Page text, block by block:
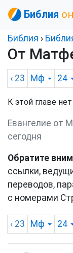
Библия
Библия ›
От
‹ 23 Мф 24
К этой главе
Евангелие от
сегодня
Обратите
ссылки,
переводов,
с номерами
‹ 23 Мф 24